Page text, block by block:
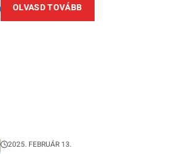
OLVASD TOVÁBB
2025. FEBRUÁR 13.